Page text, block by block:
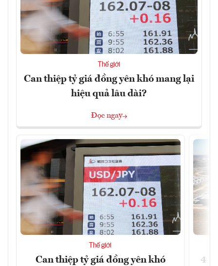
Thế giới
Can thiệp tỷ giá đồng yên khó mang lại
hiệu quả lâu dài?
Đọc ngay
Thế giới
Can thiệp tỷ giá đồng yên khó
4